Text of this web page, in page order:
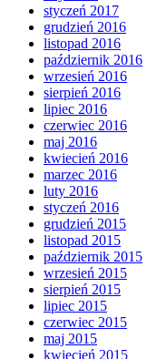
styczeń 2017
grudzień 2016
listopad 2016
październik 2016
wrzesień 2016
sierpień 2016
lipiec 2016
czerwiec 2016
maj 2016
kwiecień 2016
marzec 2016
luty 2016
styczeń 2016
grudzień 2015
listopad 2015
październik 2015
wrzesień 2015
sierpień 2015
lipiec 2015
czerwiec 2015
maj 2015
kwiecień 2015